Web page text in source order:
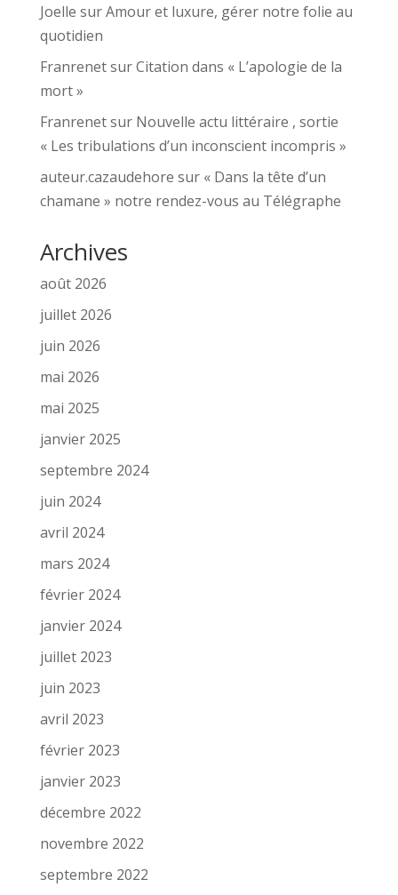
Joelle surAmour et luxure, gérer notre folie au
quotidien
FranrenetsurCitation dans « L’apologie de la
mort »
Franrenetsur Nouvelle actu littéraire , sortie
« Les tribulations d’un inconscient incompris »
auteur.cazaudehore sur « Dans la tête d’un
chamane » notre rendez-vous au Télégraphe
Archives
août 2026
juillet 2026
juin 2026
mai 2026
mai 2025
janvier 2025
septembre 2024
juin 2024
avril 2024
mars 2024
février 2024
janvier 2024
juillet 2023
juin 2023
avril 2023
février 2023
janvier 2023
décembre 2022
novembre 2022
septembre 2022